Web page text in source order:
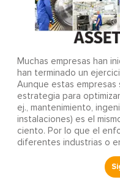
Muchas empresas han
han terminado un
Aunque estas
estrategia para
ej., mantenimiento,
instalaciones) es el
ciento. Por lo que el
diferentes industrias o